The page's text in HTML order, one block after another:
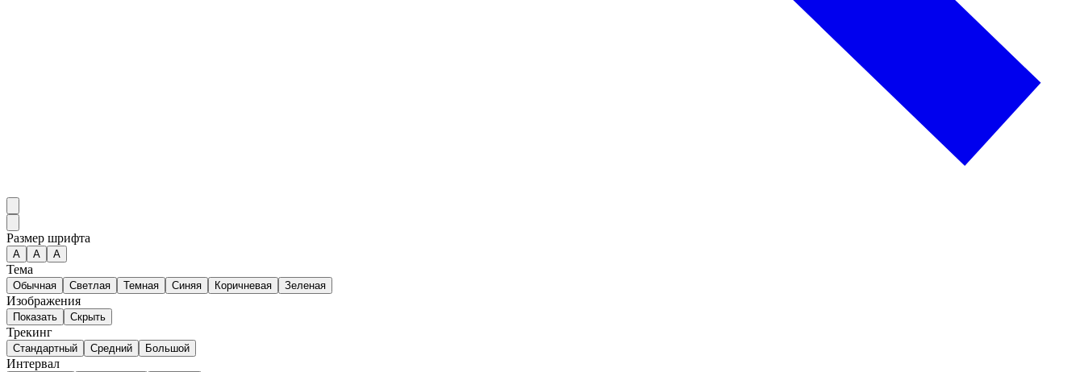
Размер шрифта
А A A
Тема
Обычная Светлая Темная Синяя Коричневая Зеленая
Изображения
Показать Скрыть
Трекинг
Стандартный Средний Большой
Интервал